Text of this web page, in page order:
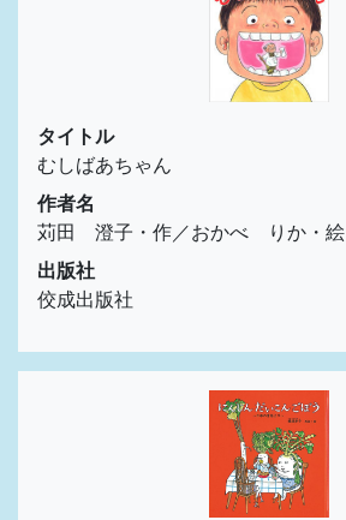
タイトル
むしばあちゃん
作者名
苅田 澄子・作／おかべ りか・絵
出版社
佼成出版社